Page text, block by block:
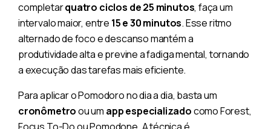
completarquatro ciclos de 25 minutos, faça um
intervalo maior, entre 15 e 30 minutos. Esse ritmo
alternado de foco e descanso mantém a
produtividade alta e previne a fadiga mental, tornando
a execução das tarefas mais eficiente.
Para aplicar o Pomodoro no dia a dia, basta um
cronômetroou um app especializadocomo Forest,